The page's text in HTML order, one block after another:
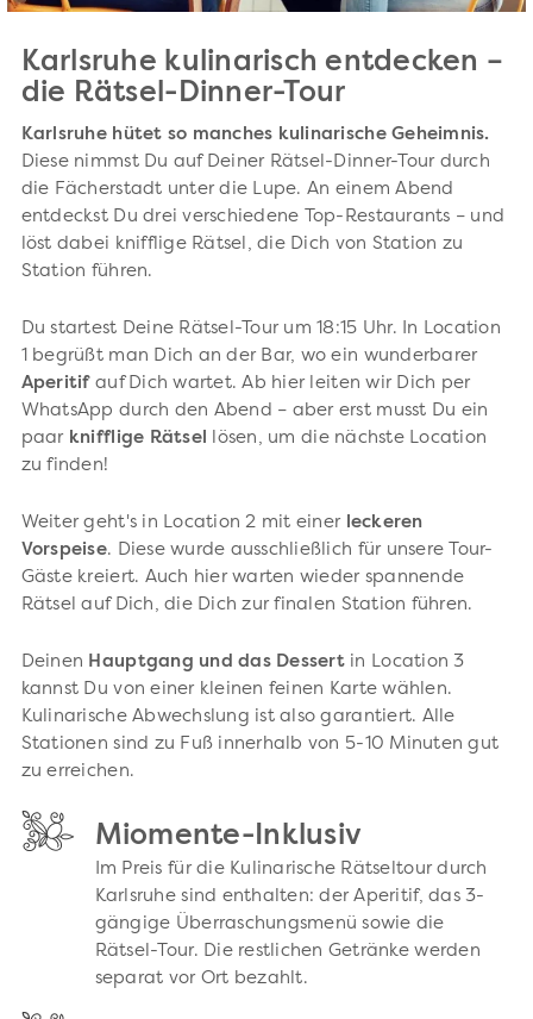
Karlsruhe kulinarisch entdecken –
die Rätsel-Dinner-Tour
Karlsruhe hütet so manches kulinarische Geheimnis.
Diese nimmst Du auf Deiner Rätsel-Dinner-Tour durch
die Fächerstadt unter die Lupe. An einem Abend
entdeckst Du drei verschiedene Top-Restaurants – und
löst dabei knifflige Rätsel, die Dich von Station zu
Station führen.
Du startest Deine Rätsel-Tour um 18:15 Uhr. In Location
1 begrüßt man Dich an der Bar, wo ein wunderbarer
Aperitifauf Dich wartet. Ab hier leiten wir Dich per
WhatsApp durch den Abend – aber erst musst Du ein
paar knifflige Rätsel lösen, um die nächste Location
zu finden!
Weiter geht's in Location 2 mit einer leckeren
Vorspeise. Diese wurde ausschließlich für unsere Tour-
Gäste kreiert. Auch hier warten wieder spannende
Rätsel auf Dich, die Dich zur finalen Station führen.
Deinen Hauptgang und das Dessertin Location 3
kannst Du von einer kleinen feinen Karte wählen.
Kulinarische Abwechslung ist also garantiert. Alle
Stationen sind zu Fuß innerhalb von 5-10 Minuten gut
zu erreichen.
Miomente-Inklusiv
Im Preis für die Kulinarische Rätseltour durch
Karlsruhe sind enthalten: der Aperitif, das 3-
gängige Überraschungsmenü sowie die
Rätsel-Tour. Die restlichen Getränke werden
separat vor Ort bezahlt.